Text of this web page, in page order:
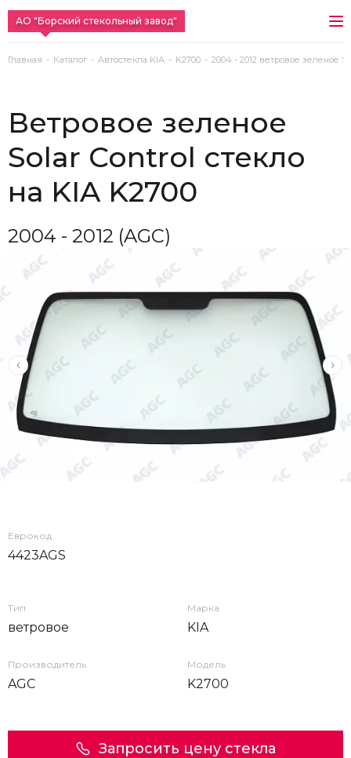
АО "Борский стекольный завод"
Главная Каталог Автостекла KIA K2700 2004 - 2012 ветровое зеленое
ветровое зеленое
Solar Control стекло
на KIA K2700
2004 - 2012 (AGC)
Еврокод
4423AGS
Тип
ветровое
Марка
KIA
Производитель
AGC
Модель
K2700
Запросить цену стекла